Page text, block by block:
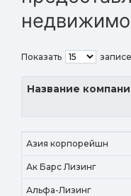
Показать
Название
Название компании
Азия корпорейшн
Ак Барс Лизинг
Альфа-Лизинг